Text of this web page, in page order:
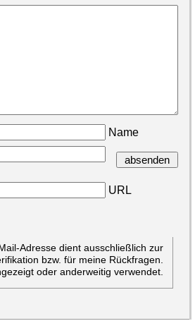
Name
URL
Adresse dient ausschließlich zur
bzw. für meine Rückfragen.
oder anderweitig verwendet.